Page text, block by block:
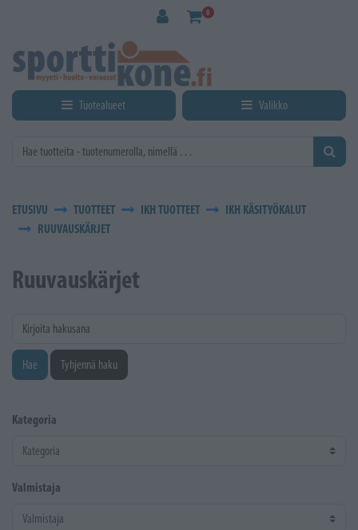
0
Tuotealueet Valikko
ETUSIVU TUOTTEET IKH TUOTTEET
IKH KÄSITYÖKALUT
RUUVAUSKÄRJET
Ruuvauskärjet
Kirjoita hakusana
Hae Tyhjennä haku
Kategoria
Valmistaja